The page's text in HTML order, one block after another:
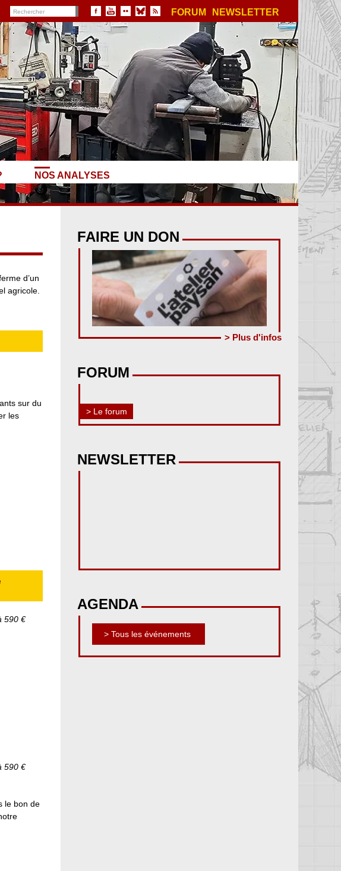
FORUM NEWSLETTER
NOS ANALYSES
d’un
agricole.
sur du
les
590 €
590 €
le bon de
FAIRE UN DON
> Plus d'infos
FORUM
> Le forum
NEWSLETTER
AGENDA
> Tous les événements